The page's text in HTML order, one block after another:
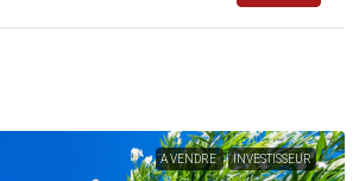
A VENDRE INVESTISSEUR